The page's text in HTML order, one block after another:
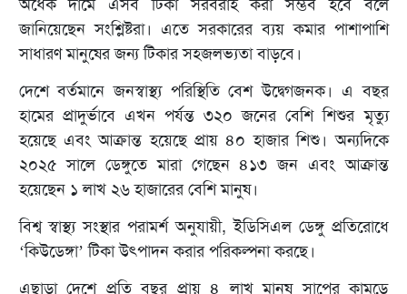
অর্ধেক দামে এসব টিকা সরবরাহ করা সম্ভব হবে বলে
জানিয়েছেন সংশ্লিষ্টরা। এতে সরকারের ব্যয় কমার পাশাপাশি
সাধারণ মানুষের জন্য টিকার সহজলভ্যতা বাড়বে।
দেশে বর্তমানে জনস্বাস্থ্য পরিস্থিতি বেশ উদ্বেগজনক। এ বছর
হামের প্রাদুর্ভাবে এখন পর্যন্ত ৩২০ জনের বেশি শিশুর মৃত্যু
হয়েছে এবং আক্রান্ত হয়েছে প্রায় ৪০ হাজার শিশু। অন্যদিকে
২০২৫ সালে ডেঙ্গুতে মারা গেছেন ৪১৩ জন এবং আক্রান্ত
হয়েছেন ১ লাখ ২৬ হাজারের বেশি মানুষ।
বিশ্ব স্বাস্থ্য সংস্থার পরামর্শ অনুযায়ী, ইডিসিএল ডেঙ্গু প্রতিরোধে
‘কিউডেঙ্গা’ টিকা উৎপাদন করার পরিকল্পনা করছে।
এছাড়া দেশে প্রতি বছর প্রায় ৪ লাখ মানুষ সাপের কামড়ে